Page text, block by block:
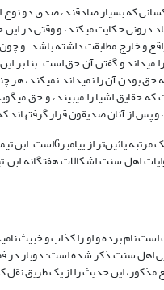
که بسیار صادقند، صدق دو
درونى حکایت مى‏کند، و وقتى در
خارج مطابقت داشته باشد. و
مى‏داند و گفتن آن حق است.
بودن آن را نمى‏داند نمى‏کند،
اشیا را مى‏بیند، و حق
صدیقون قرار گرفته‏اند که بینندگان
بر این اساس روایت صدیقین
سنت اشکالات هفتگانه ابن
نام برده و او را کذاب و خبیث
در چند منبع روایی اهل سنت ذکر شده
این حدیث را از یک طریق نقل